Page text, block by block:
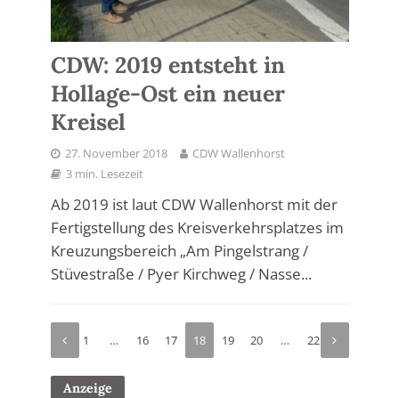
CDW: 2019 entsteht in
Hollage-Ost ein neuer
Kreisel
27. November 2018
CDW Wallenhorst
3 min. Lesezeit
Ab 2019 ist laut CDW Wallenhorst mit der
Fertigstellung des Kreisverkehrsplatzes im
Kreuzungsbereich „Am Pingelstrang /
Stüvestraße / Pyer Kirchweg / Nasse...
1 … 16 17 18 19 20 … 22
Anzeige